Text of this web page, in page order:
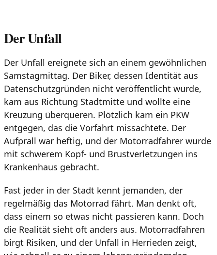
Der Unfall
Der Unfall ereignete sich an einem gewöhnlichen
Samstagmittag. Der Biker, dessen Identität aus
Datenschutzgründen nicht veröffentlicht wurde,
kam aus Richtung Stadtmitte und wollte eine
Kreuzung überqueren. Plötzlich kam ein PKW
entgegen, das die Vorfahrt missachtete. Der
Aufprall war heftig, und der Motorradfahrer wurde
mit schwerem Kopf- und Brustverletzungen ins
Krankenhaus gebracht.
Fast jeder in der Stadt kennt jemanden, der
regelmäßig das Motorrad fährt. Man denkt oft,
dass einem so etwas nicht passieren kann. Doch
die Realität sieht oft anders aus. Motorradfahren
birgt Risiken, und der Unfall in Herrieden zeigt,